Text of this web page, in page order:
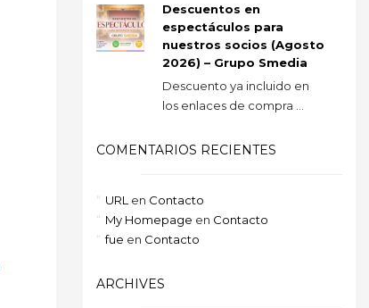
Descuentos en
espectáculos para
nuestros socios (Agosto
2026) – Grupo Smedia
Descuento ya incluido en
los enlaces de compra ...
COMENTARIOS RECIENTES
URL en Contacto
My Homepage en Contacto
fue en Contacto
ARCHIVES